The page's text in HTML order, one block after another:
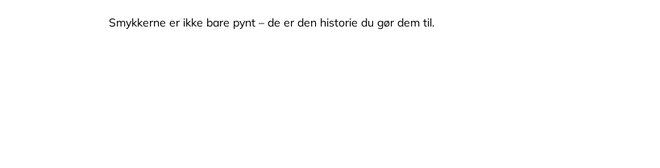
Smykkerne er ikke bare pynt – de er den historie du gør dem til.